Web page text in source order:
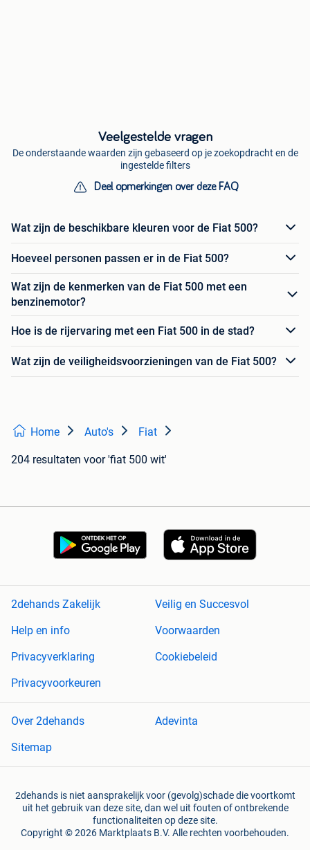
Veelgestelde vragen
De onderstaande waarden zijn gebaseerd op je zoekopdracht en de
ingestelde filters
Deel opmerkingen over deze FAQ
Wat zijn de beschikbare kleuren voor de Fiat 500?
Hoeveel personen passen er in de Fiat 500?
Wat zijn de kenmerken van de Fiat 500 met een
benzinemotor?
Hoe is de rijervaring met een Fiat 500 in de stad?
Wat zijn de veiligheidsvoorzieningen van de Fiat 500?
Home Auto's Fiat
204 resultaten voor 'fiat 500 wit'
2dehands Zakelijk
Veilig en Succesvol
Help en info
Voorwaarden
Privacyverklaring
Cookiebeleid
Privacyvoorkeuren
Over 2dehands
Adevinta
Sitemap
2dehands is niet aansprakelijk voor (gevolg)schade die voortkomt
uit het gebruik van deze site, dan wel uit fouten of ontbrekende
functionaliteiten op deze site.
Copyright © 2026 Marktplaats B.V. Alle rechten voorbehouden.